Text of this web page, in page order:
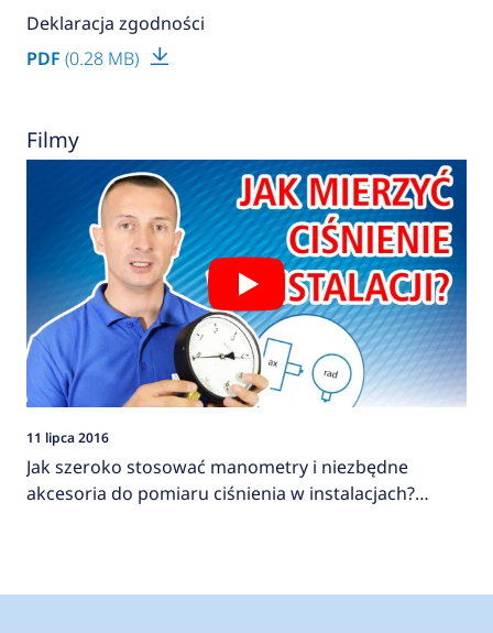
Deklaracja zgodności
PDF (0.28 MB)
Filmy
11 lipca 2016
Jak szeroko stosować manometry i niezbędne
akcesoria do pomiaru ciśnienia w instalacjach?